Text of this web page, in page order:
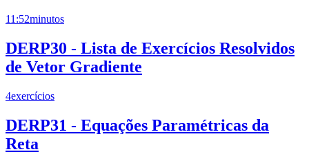
11:52minutos
DERP30 - Lista de Exercícios Resolvidos
de Vetor Gradiente
4exercícios
DERP31 - Equações Paramétricas da
Reta